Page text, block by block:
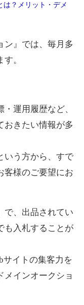
は？メリット・デメ
ン』では、毎月多
。
運用履歴など、
おきたい情報が多
いう方から、すで
客様のご要望にお
で、出品されてい
も入札することが
サイトの集客力を
メインオークショ